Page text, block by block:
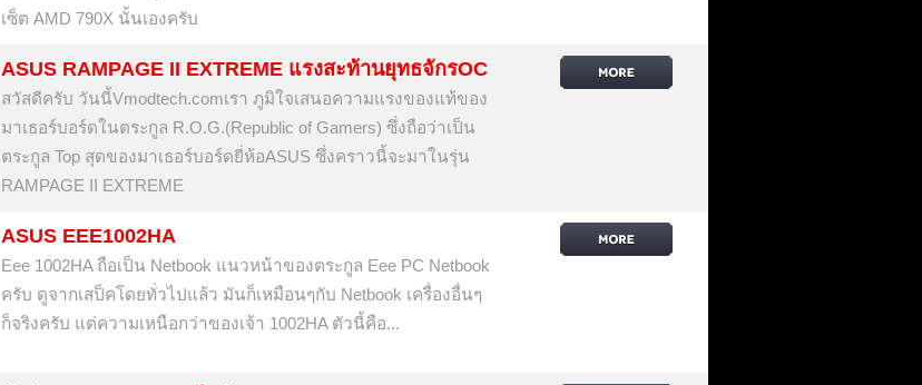
เซ็ต AMD 790X นั้นเองครับ
ASUS RAMPAGE II EXTREME แรงสะท้านยุทธจักรOC
สวัสดีครับ วันนี้Vmodtech.comเรา ภูมิใจเสนอความแรงของแท้ของ
มาเธอร์บอร์ดในตระกูล R.O.G.(Republic of Gamers) ซึ่งถือว่าเป็น
ตระกูล Top สุดของมาเธอร์บอร์ดยี่ห้อASUS ซึ่งคราวนี้จะมาในรุ่น
RAMPAGE II EXTREME
ASUS EEE1002HA
Eee 1002HA ถือเป็น Netbook แนวหน้าของตระกูล Eee PC Netbook
ครับ ดูจากเสป็คโดยทั่วไปแล้ว มันก็เหมือนๆกับ Netbook เครื่องอื่นๆ
ก็จริงครับ แต่ความเหนือกว่าของเจ้า 1002HA ตัวนี้คือ...